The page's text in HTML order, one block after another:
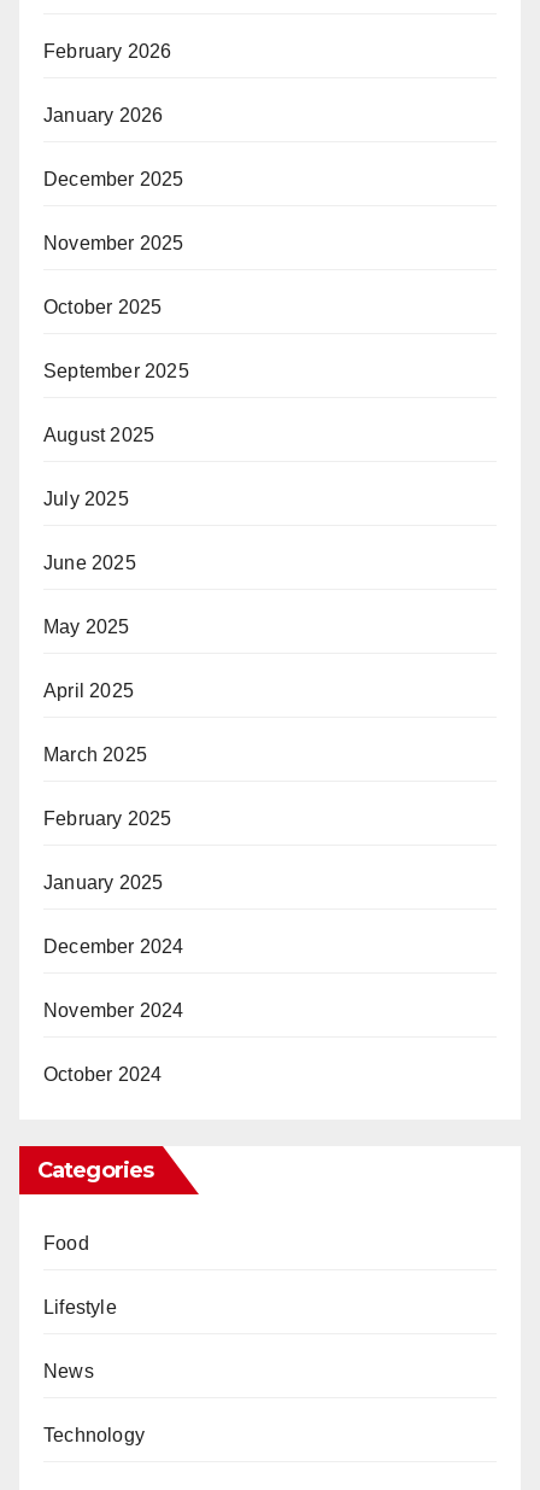
February 2026
January 2026
December 2025
November 2025
October 2025
September 2025
August 2025
July 2025
June 2025
May 2025
April 2025
March 2025
February 2025
January 2025
December 2024
November 2024
October 2024
Categories
Food
Lifestyle
News
Technology